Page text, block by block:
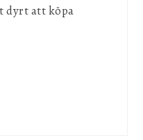
dyrt att köpa